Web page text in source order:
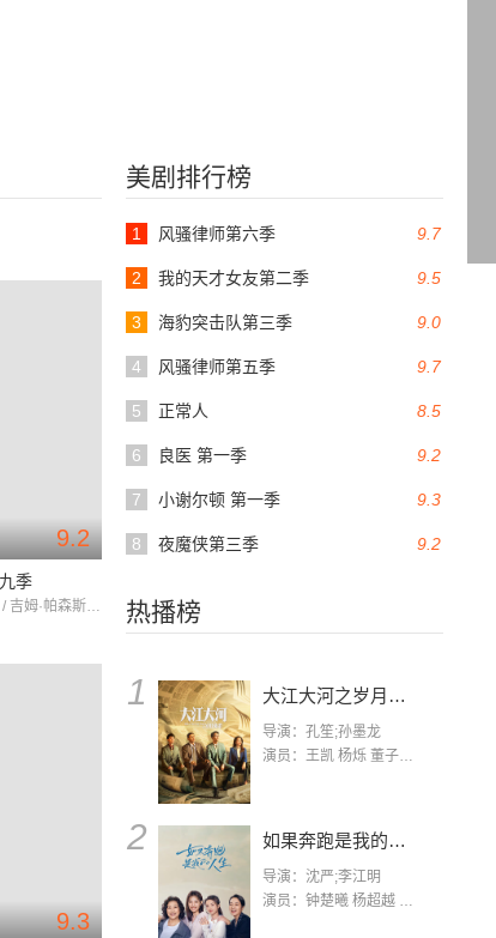
美剧排行榜
9.7
1 风骚律师第六季
9.5
2 我的天才女友第二季
9.0
3 海豹突击队第三季
9.7
4 风骚律师第五季
8.5
5 正常人
9.2
6 良医 第一季
9.3
7 小谢尔顿 第一季
9.2
8 夜魔侠第三季
热播榜
1 大江大河之岁月如歌
导演：孔笙;孙墨龙
演员：王凯 杨烁 董子健 杨采钰 张佳宁 练练 林栋甫 房子斌
2 如果奔跑是我的人生
导演：沈严;李江明
演员：钟楚曦 杨超越 许娣 陈小艺 侯雯元 宋洋 王宥钧 李添诺
9.2
季
约翰尼·盖尔克奇 / 吉姆·帕森斯 / 凯莉·库柯
9.3